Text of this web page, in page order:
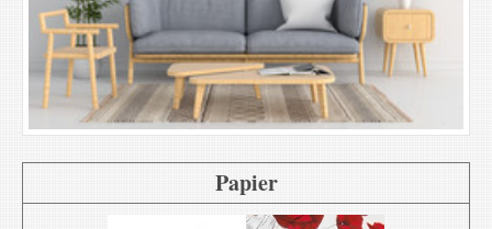
Papier